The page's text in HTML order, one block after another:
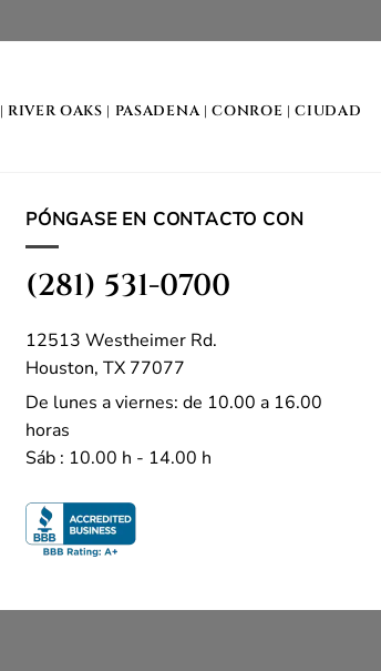
| RIVER OAKS | PASADENA |CONROE |CIUDAD
PÓNGASE EN CONTACTO CON
(281) 531-0700
12513 Westheimer Rd.
Houston, TX 77077
De lunes a viernes: de 10.00 a 16.00
horas
Sáb : 10.00 h - 14.00 h